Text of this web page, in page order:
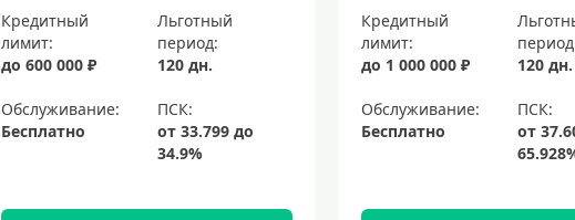
Кредитный
лимит:
до 600 000 ₽
Льготный
период:
120 дн.
Обслуживание:
Бесплатно
Кредитный
лимит:
до 1 000 000 ₽
120 дн.
Обслуживание:
Бесплатно